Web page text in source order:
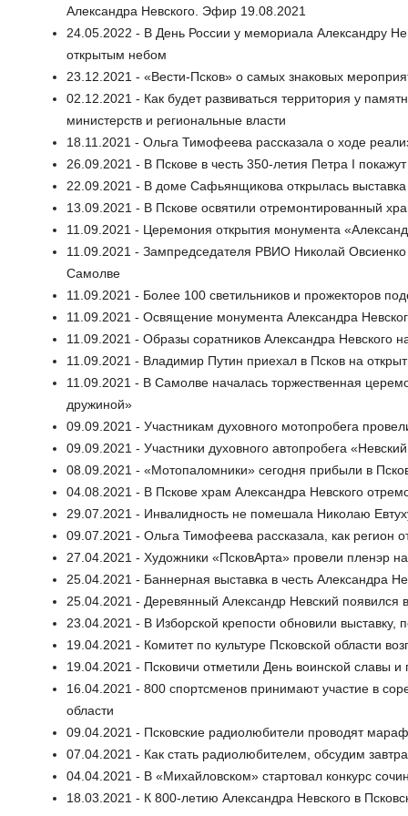
Александра Невского. Эфир 19.08.2021
24.05.2022 - В День России у мемориала Александру
открытым небом
23.12.2021 - «Вести-Псков» о самых знаковых
02.12.2021 - Как будет развиваться территория у
министерств и региональные власти
18.11.2021 - Ольга Тимофеева рассказала о ходе
26.09.2021 - В Пскове в честь 350-летия Петра I
22.09.2021 - В доме Сафьянщикова открылась
13.09.2021 - В Пскове освятили отремонтированный
11.09.2021 - Церемония открытия монумента
11.09.2021 - Зампредседателя РВИО Николай
Самолве
11.09.2021 - Более 100 светильников и прожекторов
11.09.2021 - Освящение монумента Александра
11.09.2021 - Образы соратников Александра Невского
11.09.2021 - Владимир Путин приехал в Псков на
11.09.2021 - В Самолве началась торжественная
дружиной»
09.09.2021 - Участникам духовного мотопробега
09.09.2021 - Участники духовного автопробега
08.09.2021 - «Мотопаломники» сегодня прибыли в
04.08.2021 - В Пскове храм Александра Невского
29.07.2021 - Инвалидность не помешала Николаю
09.07.2021 - Ольга Тимофеева рассказала, как регион
27.04.2021 - Художники «ПсковАрта» провели пленэр
25.04.2021 - Баннерная выставка в честь Александра
25.04.2021 - Деревянный Александр Невский появился
23.04.2021 - В Изборской крепости обновили
19.04.2021 - Комитет по культуре Псковской области
19.04.2021 - Псковичи отметили День воинской славы и
16.04.2021 - 800 спортсменов принимают участие в
области
09.04.2021 - Псковские радиолюбители проводят
07.04.2021 - Как стать радиолюбителем, обсудим
04.04.2021 - В «Михайловском» стартовал конкурс
18.03.2021 - К 800-летию Александра Невского в